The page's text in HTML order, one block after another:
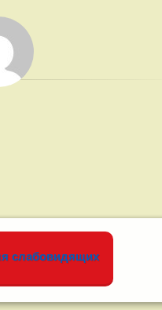
слабовидящих